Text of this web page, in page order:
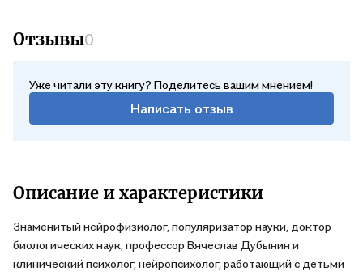
Отзывы0
Уже читали эту книгу? Поделитесь вашим мнением!
Написать отзыв
Описание и характеристики
Знаменитый нейрофизиолог, популяризатор науки, доктор
биологических наук, профессор Вячеслав Дубынин и
клинический психолог, нейропсихолог, работающий с детьми